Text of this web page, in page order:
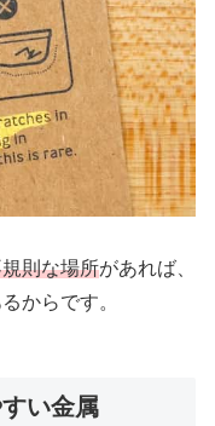
則な場所があれば、
からです。
い金属